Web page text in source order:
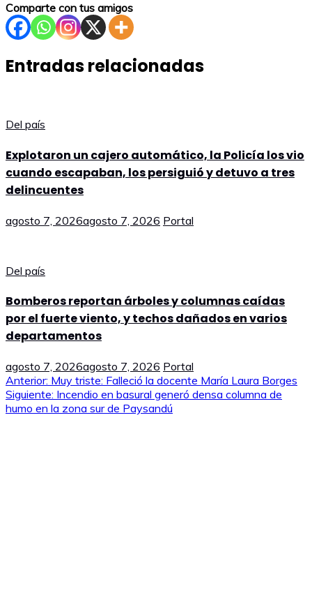
Comparte con tus amigos
Entradas relacionadas
Del país
Explotaron un cajero automático, la Policía los vio
cuando escapaban, los persiguió y detuvo a tres
delincuentes
agosto 7, 2026agosto 7, 2026 Portal
Del país
Bomberos reportan árboles y columnas caídas
por el fuerte viento, y techos dañados en varios
departamentos
agosto 7, 2026agosto 7, 2026 Portal
Navegación
de
Anterior: Muy triste: Falleció la docente María Laura Borges
Siguiente: Incendio en basural generó densa columna de
humo en la zona sur de Paysandú